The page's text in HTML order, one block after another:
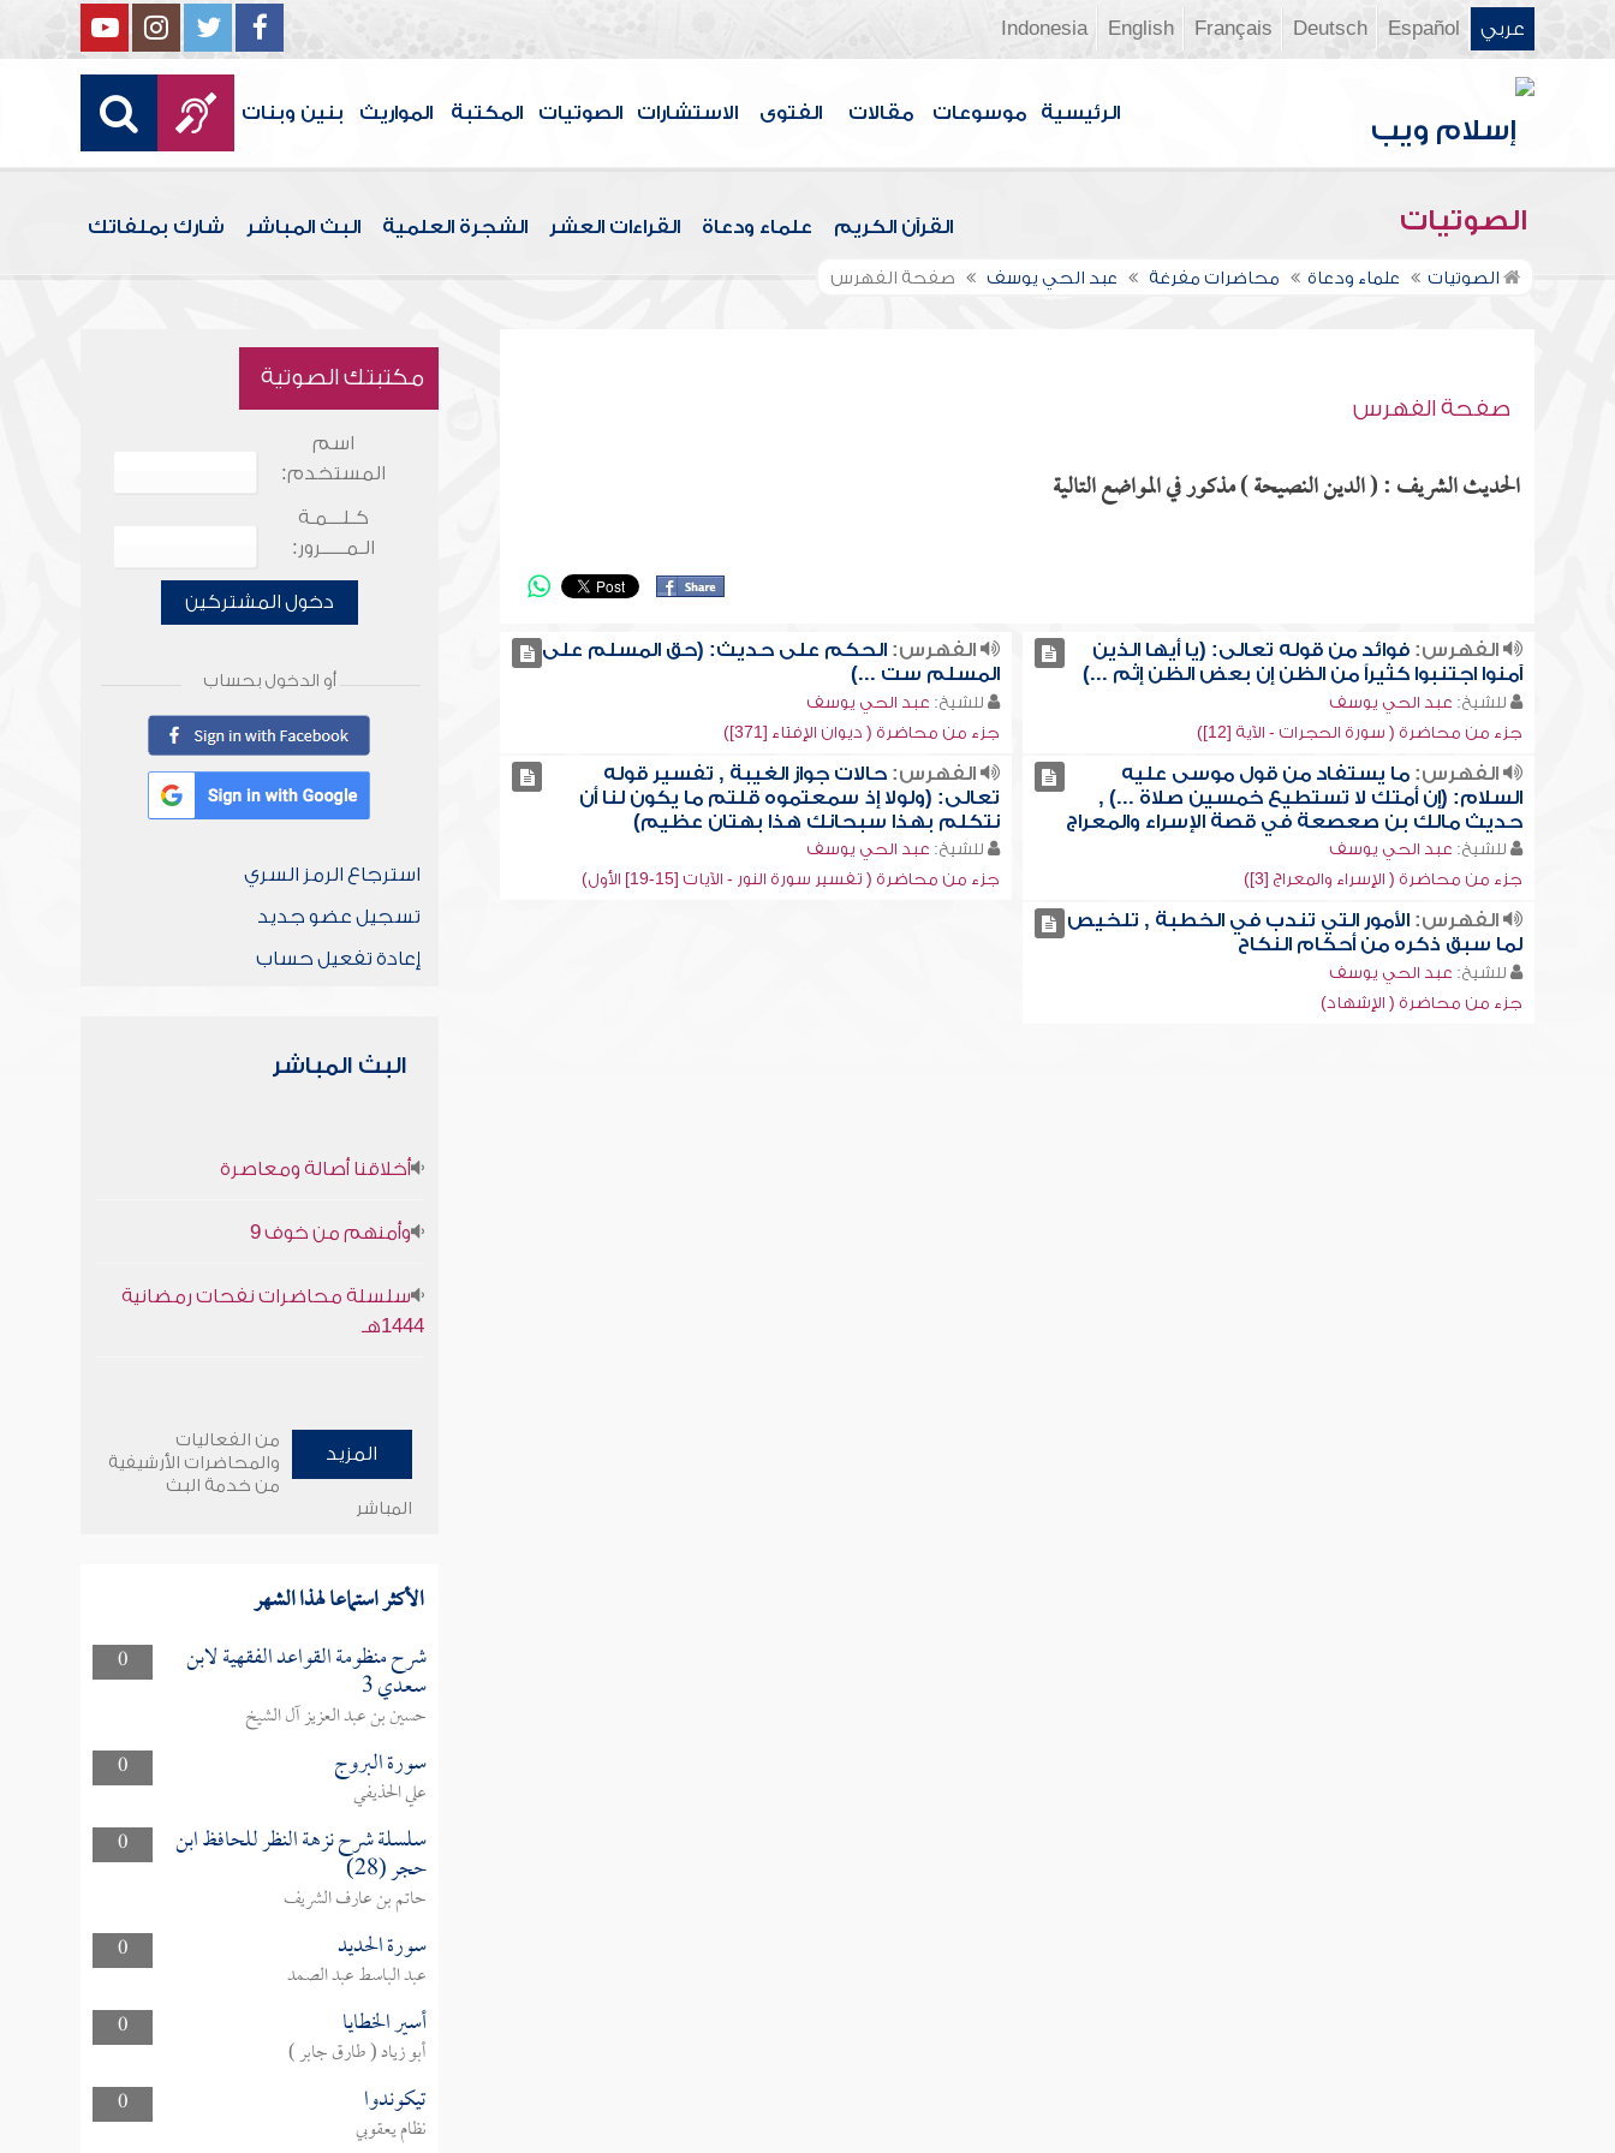
عربي Español
Deutsch
Français
English
Indonesia
الرئيسية موسوعات مقالات الفتوى الاستشارات الصوتيات المكتبة المواريث بنين وبنات
الصوتيات القرآن الكريم علماء ودعاة القراءات العشر الشجرة العلمية البث المباشر شارك بملفاتك
الصوتيات علماء ودعاة محاضرات مفرغة عبد الحي يوسف صفحة الفهرس
صفحة الفهرس
الحديث الشريف : ( الدين النصيحة ) مذكور في المواضع التالية
الفهرس:فوائد من قوله تعالى: (يا أيها الذين
آمنوا اجتنبوا كثيراً من الظن إن بعض الظن إثم ...)
للشيخ: عبد الحي يوسف
جزء من محاضرة ( سورة الحجرات - الآية [12])
الفهرس: الحكم على حديث: (حق المسلم على
المسلم ست ...)
للشيخ: عبد الحي يوسف
جزء من محاضرة ( ديوان الإفتاء [371])
الفهرس:ما يستفاد من قول موسى عليه
السلام: (إن أمتك لا تستطيع خمسين صلاة ...) ,
حديث مالك بن صعصعة في قصة الإسراء والمعراج
للشيخ: عبد الحي يوسف
جزء من محاضرة ( الإسراء والمعراج [3])
الفهرس: حالات جواز الغيبة , تفسير قوله
تعالى: (ولولا إذ سمعتموه قلتم ما يكون لنا أن
نتكلم بهذا سبحانك هذا بهتان عظيم)
للشيخ: عبد الحي يوسف
جزء من محاضرة ( تفسير سورة النور - الآيات [15-19] الأول)
الفهرس:الأمور التي تندب في الخطبة , تلخيص
لما سبق ذكره من أحكام النكاح
للشيخ: عبد الحي يوسف
جزء من محاضرة ( الإشهاد)
مكتبتك الصوتية
اسم
المستخدم:
كـلـــمـة
الـمـــــرور:
دخول المشتركين
أو الدخول بحساب
استرجاع الرمز السري
تسجيل عضو جديد
إعادة تفعيل حساب
البث المباشر
أخلاقنا أصالة ومعاصرة
وأمنهم من خوف 9
سلسلة محاضرات نفحات رمضانية
1444هـ
المزيد
من الفعاليات
والمحاضرات الأرشيفية
من خدمة البث
المباشر
الأكثر استماعا لهذا الشهر
0 شرح منظومة القواعد الفقهية لابن
سعدي 3
حسين بن عبد العزيز آل الشيخ
0
سورة البروج
علي الحذيفي
0
سلسلة شرح نزهة النظر للحافظ ابن
حجر (28)
حاتم بن عارف الشريف
0
سورة الحديد
عبد الباسط عبد الصمد
0
أسير الخطايا
أبو زياد ( طارق جابر )
0
تيكوندوا
نظام يعقوبي